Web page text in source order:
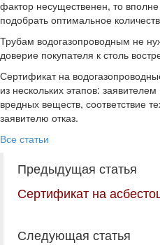
фактор несущественен, то
подобрать оптимальное
Трубам водогазопроводным не
доверие покупателя к столь
Сертификат на
из нескольких этапов:
вредных веществ, соответствие
заявителю отказ.
Все статьи
Предыдущая статья
Сертификат на
Следующая статья